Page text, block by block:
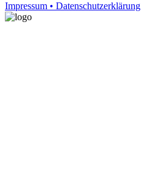
Impressum • Datenschutzerklärung